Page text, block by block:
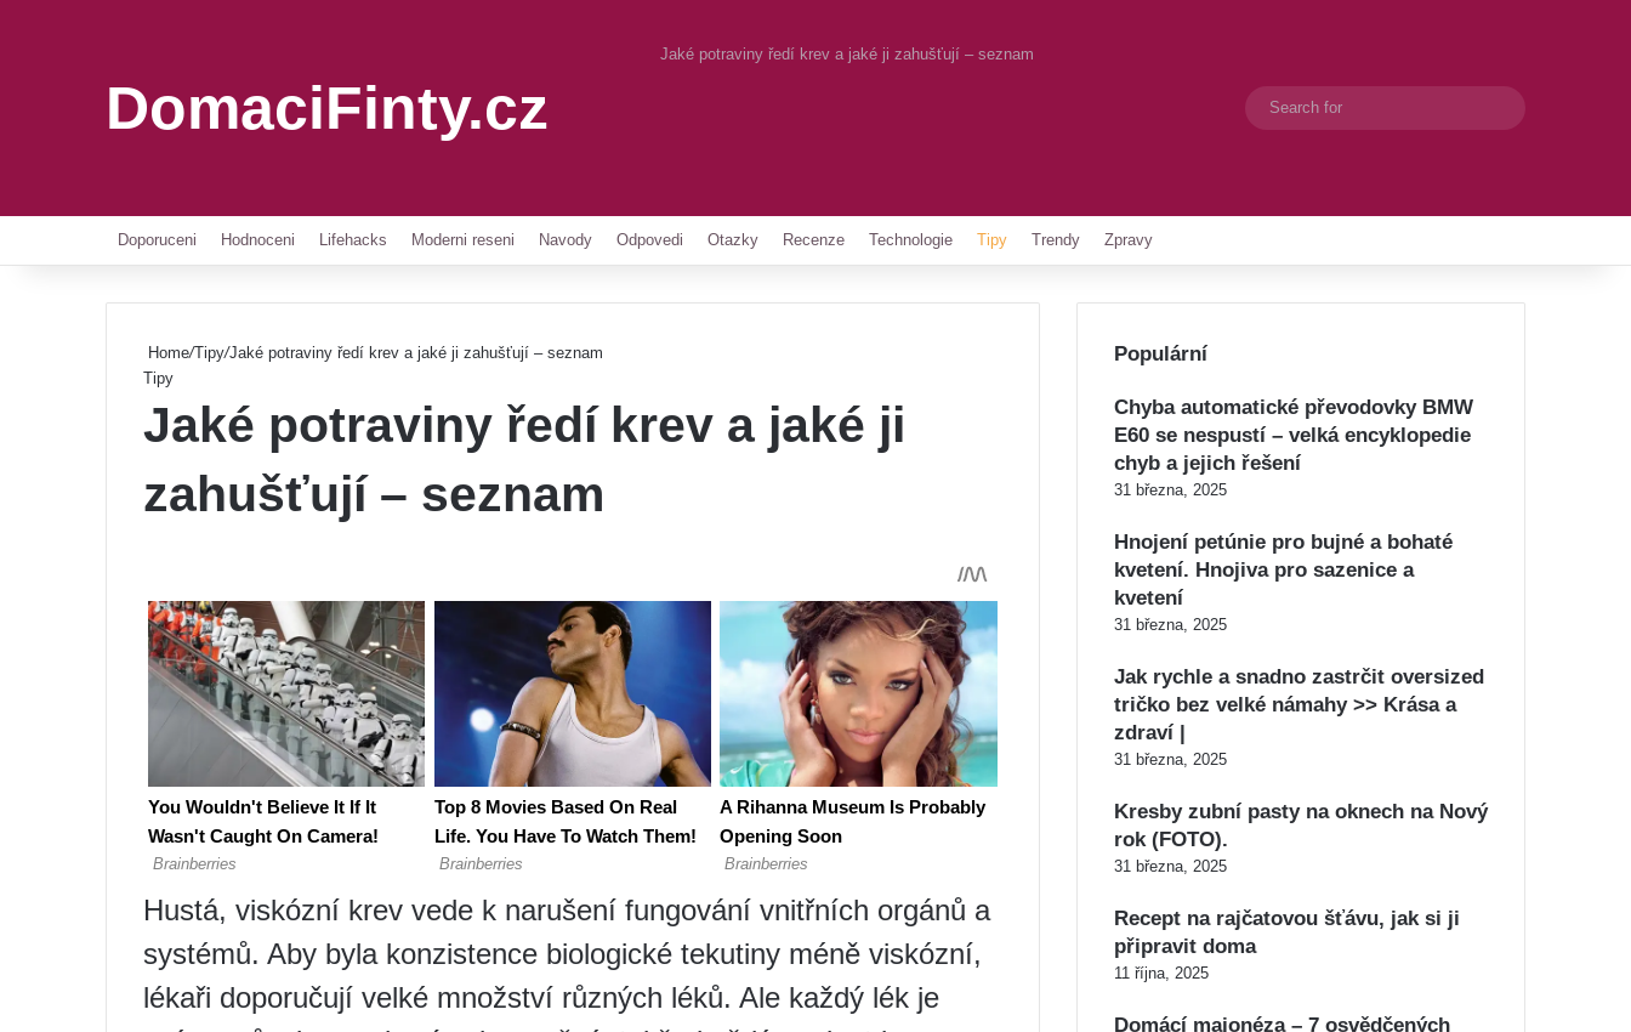
DomaciFinty.cz
Jaké potraviny ředí krev a jaké ji zahušťují – seznam
Switch skin
Doporuceni Hodnoceni Lifehacks Moderni reseni Navody Odpovedi Otazky Recenze Technologie Tipy Trendy Zpravy
Home/Tipy/Jaké potraviny ředí krev a jaké ji zahušťují – seznam
Tipy
Jaké potraviny ředí krev a jaké ji
zahušťují – seznam
Hustá, viskózní krev vede k narušení fungování vnitřních orgánů a
systémů. Aby byla konzistence biologické tekutiny méně viskózní,
lékaři doporučují velké množství různých léků. Ale každý lék je
Populární
Chyba automatické převodovky BMW
E60 se nespustí – velká encyklopedie
chyb a jejich řešení
31 března, 2025
Hnojení petúnie pro bujné a bohaté
kvetení. Hnojiva pro sazenice a
kvetení
31 března, 2025
Jak rychle a snadno zastrčit oversized
tričko bez velké námahy >> Krása a
zdraví |
31 března, 2025
Kresby zubní pasty na oknech na Nový
rok (FOTO).
31 března, 2025
Recept na rajčatovou šťávu, jak si ji
připravit doma
11 října, 2025
Domácí majonéza – 7 osvědčených